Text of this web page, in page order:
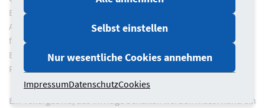
Erkenntnissen zufolge darin, dass bereits im Frühjahr der
Auftragsmangel im Bau zunahm, womit auch die Neuaufträge
für Architekten zurückgehen. Ursächlich sind u.a.
Baukostensteigerungen, die Zinsentwicklung und geänderten
Förderbedingungen, die die Bautätigkeit erschweren.
Ein Teilergebnis, das im Auge behalten werden muss: Rund ein
Selbst einstellen
Nur wesentliche Cookies annehmen
ImpressumDatenschutzCookies